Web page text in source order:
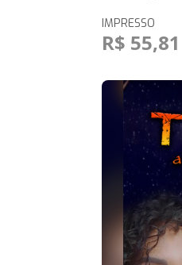
IMPRESSO
R$ 55,81